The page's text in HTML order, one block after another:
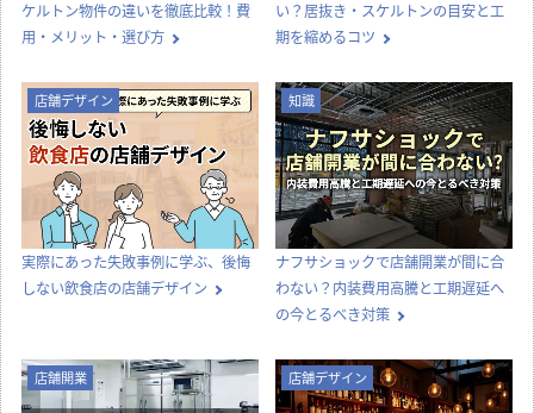
店舗開業
【どっちが正解？】居抜き物件とス
ケルトン物件の違いを徹底比較！費
用・メリット・選び方
店舗開業
飲食店の内装工事期間はどのくら
い？居抜き・スケルトンの目安と工
期を縮めるコツ
知識